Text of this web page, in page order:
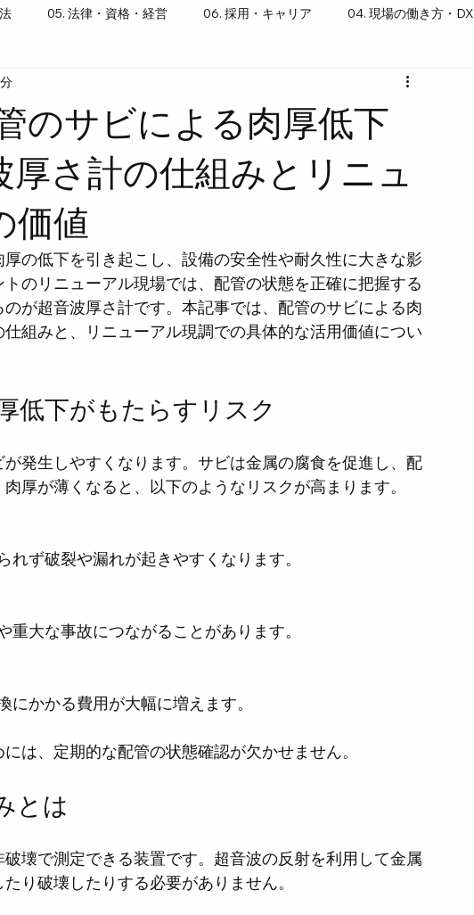
05. 法律・資格・経営 06. 採用・キャリア 04. 現場の働き方・DX
のサビによる肉厚低下
厚さ計の仕組みとリニュ
価値
の低下を引き起こし、設備の安全性や耐久性に大きな影
のリニューアル現場では、配管の状態を正確に把握する
が超音波厚さ計です。本記事では、配管のサビによる肉
組みと、リニューアル現調での具体的な活用価値につい
低下がもたらすリスク
発生しやすくなります。サビは金属の腐食を促進し、配
厚が薄くなると、以下のようなリスクが高まります。
れず破裂や漏れが起きやすくなります。
重大な事故につながることがあります。
にかかる費用が大幅に増えます。
は、定期的な配管の状態確認が欠かせません。
とは
壊で測定できる装置です。超音波の反射を利用して金属
り破壊したりする必要がありません。